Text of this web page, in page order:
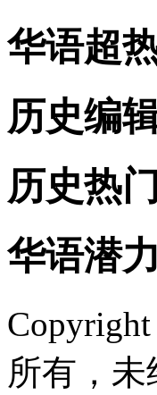
华语超
历史编
历史热
华语潜
所有，